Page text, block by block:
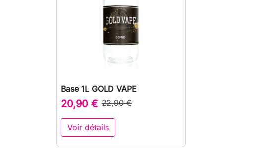
 Aperçu rapide
Base 1L GOLD VAPE
20,90 € 22,90 €
Voir détails